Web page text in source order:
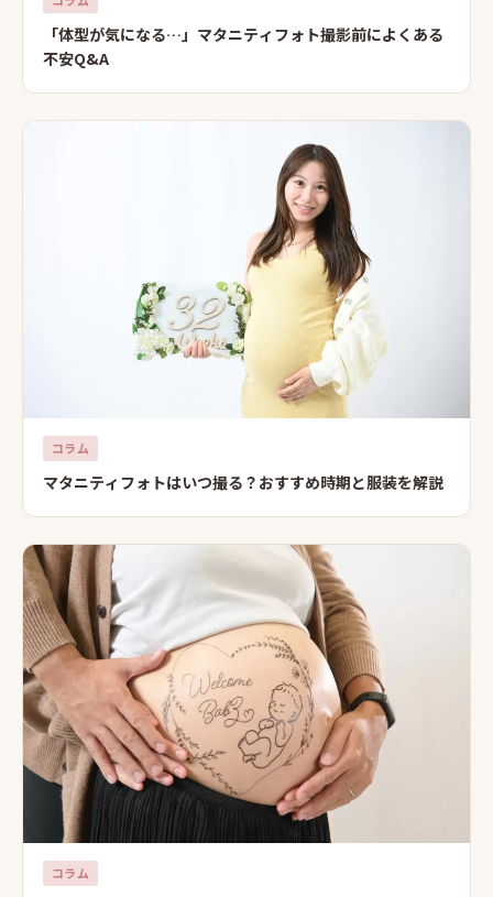
「体型が気になる…」マタニティフォト撮影前によくある
不安Q&A
コラム
マタニティフォトはいつ撮る？おすすめ時期と服装を解説
コラム